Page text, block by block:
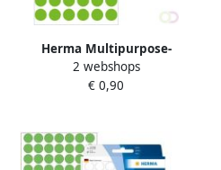
Herma Multipurpose-
etiketten Ã 13 mm rond
groen permanent hechtend
2 webshops
€ 0,90